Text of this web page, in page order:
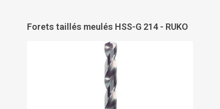
Forets taillés meulés HSS-G 214 - RUKO